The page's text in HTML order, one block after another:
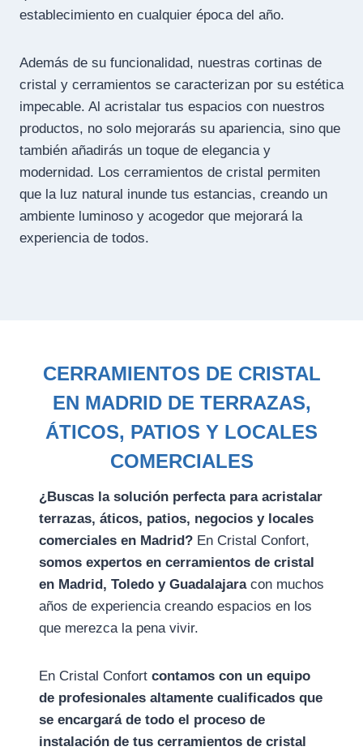
establecimiento en cualquier época del año.
Además de su funcionalidad, nuestras cortinas de
cristal y cerramientos se caracterizan por su estética
impecable. Al acristalar tus espacios con nuestros
productos, no solo mejorarás su apariencia, sino que
también añadirás un toque de elegancia y
modernidad. Los cerramientos de cristal permiten
que la luz natural inunde tus estancias, creando un
ambiente luminoso y acogedor que mejorará la
experiencia de todos.
CERRAMIENTOS DE CRISTAL
EN MADRID DE TERRAZAS,
ÁTICOS, PATIOS Y LOCALES
COMERCIALES
¿Buscas la solución perfecta para acristalar
terrazas, áticos, patios, negocios y locales
comerciales en Madrid? En Cristal Confort,
somos expertos en cerramientos de cristal
en Madrid, Toledo y Guadalajara con muchos
años de experiencia creando espacios en los
que merezca la pena vivir.
En Cristal Confort contamos con un equipo
de profesionales altamente cualificados que
se encargará de todo el proceso de
instalación de tus cerramientos de cristal